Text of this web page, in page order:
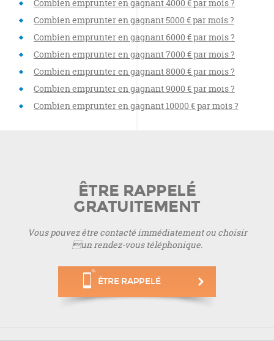
Combien emprunter en gagnant 4000 € par mois ?
Combien emprunter en gagnant 5000 € par mois ?
Combien emprunter en gagnant 6000 € par mois ?
Combien emprunter en gagnant 7000 € par mois ?
Combien emprunter en gagnant 8000 € par mois ?
Combien emprunter en gagnant 9000 € par mois ?
Combien emprunter en gagnant 10000 € par mois ?
ÊTRE RAPPELÉ
GRATUITEMENT
Vous pouvez être contacté immédiatement ou choisir
un rendez-vous téléphonique.
ÊTRE RAPPELÉ